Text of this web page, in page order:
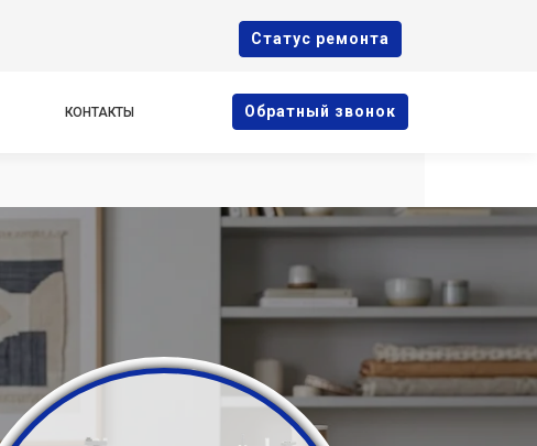
Cтатус ремонта
КОНТАКТЫ Oбратный звонок